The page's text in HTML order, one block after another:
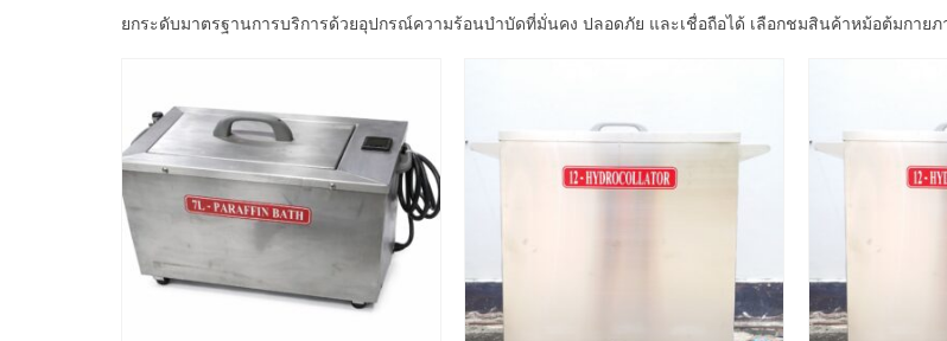
ยกระดับมาตรฐานการบริการด้วยอุปกรณ์ความร้อนบำบัดที่มั่นคง ปลอดภัย และเชื่อถือได้ เลือกชมสินค้าหม้อต้มกาย